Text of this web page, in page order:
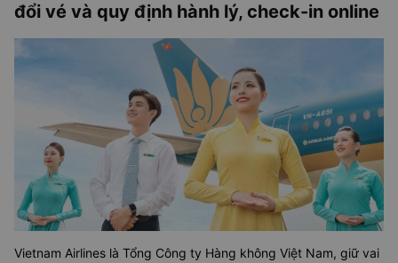
đổi vé và quy định hành lý, check-in online
Vietnam Airlines là Tổng Công ty Hàng không Việt Nam, giữ vai